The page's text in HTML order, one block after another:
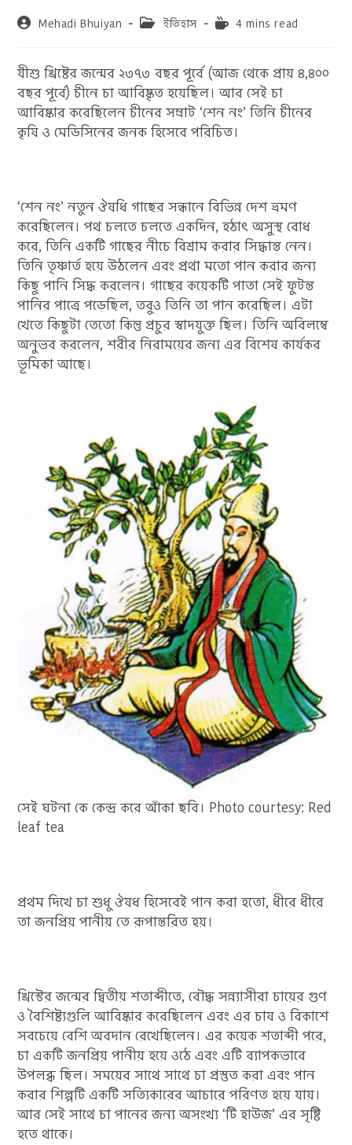
PostMehadi Bhuiyan
Postইতিহাস
Reading4 mins read
যীশু খ্রিষ্টের জন্মের ২৩৭৩ বছর পূর্বে (আজ থেকে প্রায় ৪,৪০০
বছর পূর্বে) চীনে চা আবিষ্কৃত হয়েছিল। আর সেই চা
আবিষ্কার করেছিলেন চীনের সম্রাট ‘শেন নং’ তিনি চীনের
কৃষি ও মেডিসিনের জনক হিসেবে পরিচিত।
‘শেন নং’ নতুন ঔষধি গাছের সন্ধানে বিভিন্ন দেশ ভ্রমণ
করেছিলেন। পথ চলতে চলতে একদিন, হঠাৎ অসুস্থ বোধ
করে, তিনি একটি গাছের নীচে বিশ্রাম করার সিদ্ধান্ত নেন।
তিনি তৃষ্ণার্ত হয়ে উঠলেন এবং প্রথা মতো পান করার জন্য
কিছু পানি সিদ্ধ করলেন। গাছের কয়েকটি পাতা সেই ফুটন্ত
পানির পাত্রে পড়েছিল, তবুও তিনি তা পান করেছিল। এটা
খেতে কিছুটা তেতো কিন্তু প্রচুর স্বাদযুক্ত ছিল। তিনি অবিলম্বে
অনুভব করলেন, শরীর নিরাময়ের জন্য এর বিশেষ কার্যকর
ভূমিকা আছে।
সেই ঘটনা কে কেন্দ্র করে আঁকা ছবি। Photo courtesy: Red
leaf tea
প্রথম দিখে চা শুধু ঔষধ হিসেবেই পান করা হতো, ধীরে ধীরে
তা জনপ্রিয় পানীয় তে রূপান্তরিত হয়।
খ্রিস্টের জন্মের দ্বিতীয় শতাব্দীতে, বৌদ্ধ সন্ন্যাসীরা চায়ের গুণ
ও বৈশিষ্ট্যগুলি আবিষ্কার করেছিলেন এবং এর চাষ ও বিকাশে
সবচেয়ে বেশি অবদান রেখেছিলেন। এর কয়েক শতাব্দী পরে,
চা একটি জনপ্রিয় পানীয় হয়ে ওঠে এবং এটি ব্যাপকভাবে
উপলব্ধ ছিল। সময়ের সাথে সাথে চা প্রস্তুত করা এবং পান
করার শিল্পটি একটি সত্যিকারের আচারে পরিণত হয়ে যায়।
আর সেই সাথে চা পানের জন্য অসংখ্য ‘টি হাউজ’ এর সৃষ্টি
হতে থাকে।